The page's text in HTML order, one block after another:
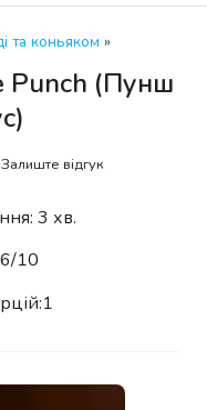
та коньяком »
Punch (Пунш
Залиште відгук
3 хв.
6/10
1